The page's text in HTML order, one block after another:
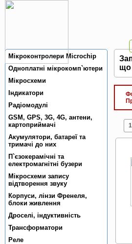
Мiкроконтролери Microchip
Одноплатнi мiкрокомп`ютери
Мiкросхеми
Індикатори
Радiомодулi
GSM, GPS, 3G, 4G, антени,
картоприймачi
Акумулятори, батареї та
тримачi до них
П`єзокерамiчнi та
електромагнiтнi бузери
Мікросхеми запису
відтворення звуку
Корпуси, лiнзи Френеля,
блоки живлення
Дроселi, iндуктивнiсть
Трансформатори
Реле
що
1